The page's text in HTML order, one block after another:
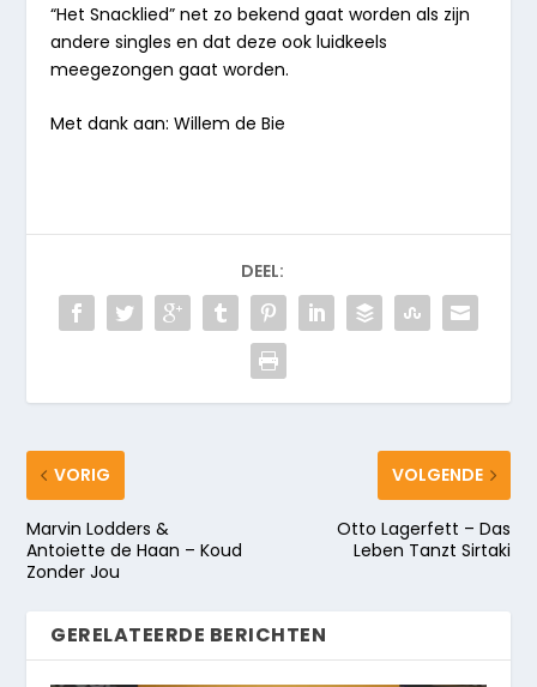
“Het Snacklied” net zo bekend gaat worden als zijn
andere singles en dat deze ook luidkeels
meegezongen gaat worden.
Met dank aan: Willem de Bie
DEEL:
VORIG
Marvin Lodders &
Antoiette de Haan – Koud
Zonder Jou
VOLGENDE
Otto Lagerfett – Das
Leben Tanzt Sirtaki
GERELATEERDE BERICHTEN